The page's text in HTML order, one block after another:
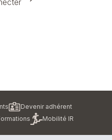
Devenir adhérent
Mobilité IR